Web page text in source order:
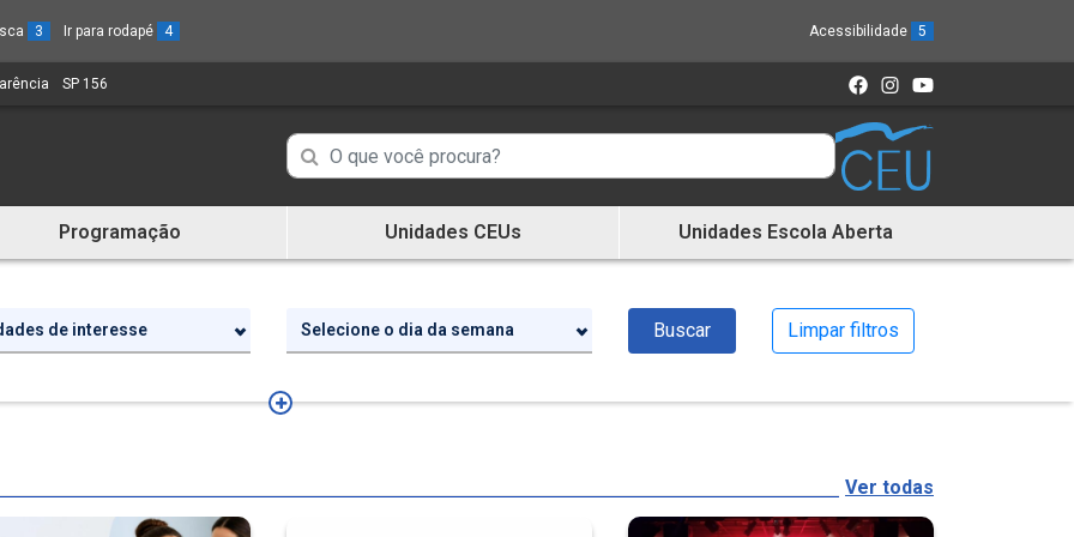
3 Ir para rodapé 4 Acessibilidade 5
(Link
SP 156
Campo
de
informações
Campo
de
Busca
informações
Programação Unidades CEUs Unidades Escola Aberta
de interesse Selecione o dia da semana Buscar Limpar filtros
Ver todas